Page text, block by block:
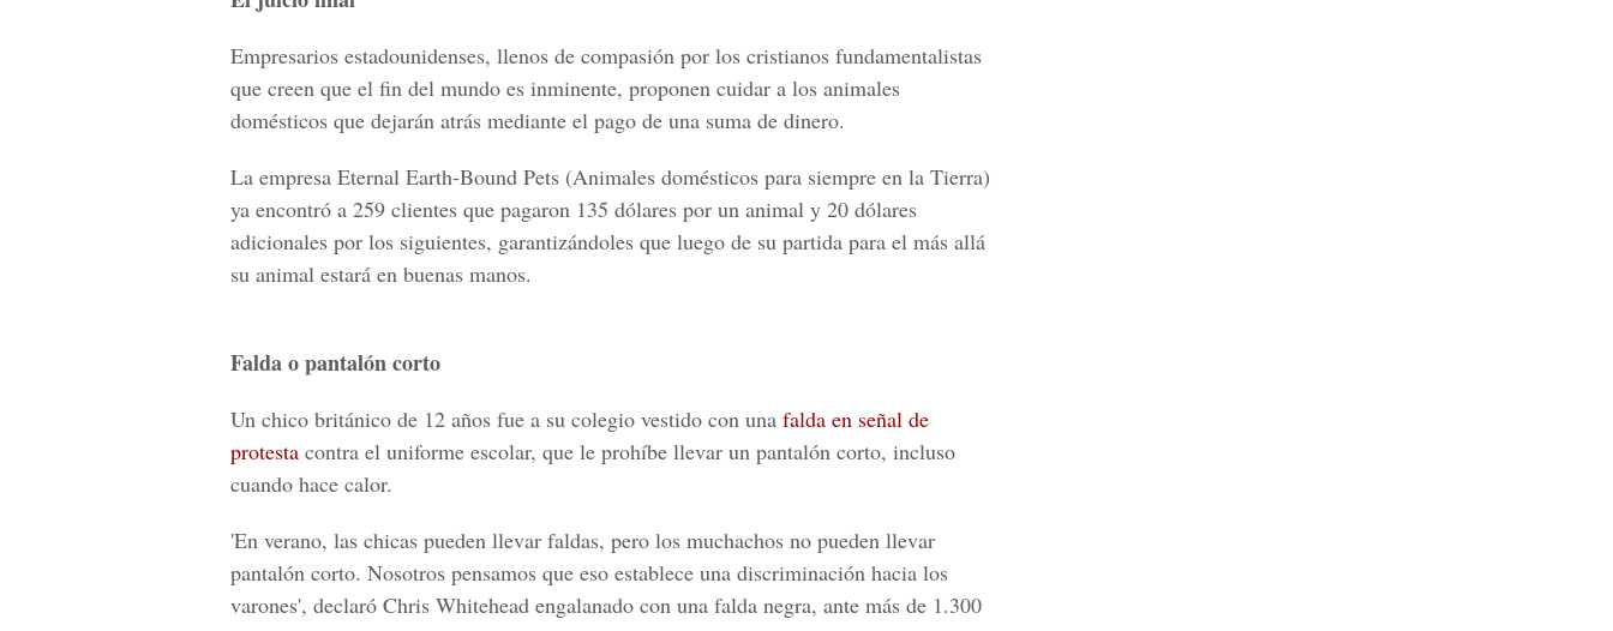
Empresarios estadounidenses, llenos de compasión por los cristianos fundamentalistas
que creen que el fin del mundo es inminente, proponen cuidar a los animales
domésticos que dejarán atrás mediante el pago de una suma de dinero.
La empresa Eternal Earth-Bound Pets (Animales domésticos para siempre en la Tierra)
ya encontró a 259 clientes que pagaron 135 dólares por un animal y 20 dólares
adicionales por los siguientes, garantizándoles que luego de su partida para el más allá
su animal estará en buenas manos.
Falda o pantalón corto
Un chico británico de 12 años fue a su colegio vestido con una falda en señal de
protesta contra el uniforme escolar, que le prohíbe llevar un pantalón corto, incluso
cuando hace calor.
'En verano, las chicas pueden llevar faldas, pero los muchachos no pueden llevar
pantalón corto. Nosotros pensamos que eso establece una discriminación hacia los
varones', declaró Chris Whitehead engalanado con una falda negra, ante más de 1.300